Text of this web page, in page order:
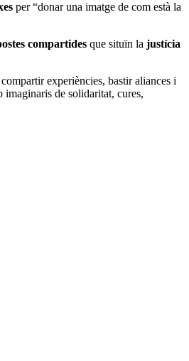
per “donar una imatge de com està la
compartides que situïn la justícia
experiències, bastir aliances i
de solidaritat, cures,